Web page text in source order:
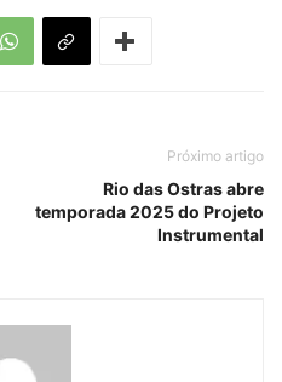
Próximo artigo
Rio das Ostras abre
temporada 2025 do Projeto
Instrumental